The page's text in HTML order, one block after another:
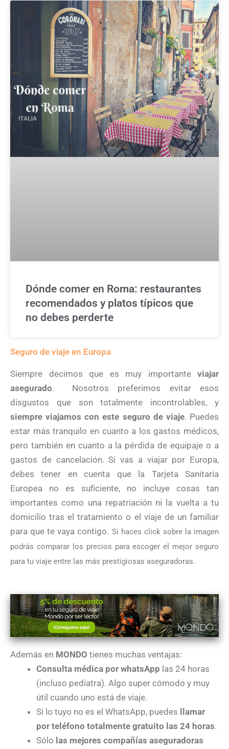
Dónde comer en Roma: restaurantes
recomendados y platos típicos que
no debes perderte
Seguro de viaje en Europa
Siempre decimos que es muy importante viajar
asegurado. Nosotros preferimos evitar esos
disgustos que son totalmente incontrolables, y
siempre viajamos con este seguro de viaje. Puedes
estar más tranquilo en cuanto a los gastos médicos,
pero también en cuanto a la pérdida de equipaje o a
gastos de cancelación. Si vas a viajar por Europa,
debes tener en cuenta que la Tarjeta Sanitaria
Europea no es suficiente, no incluye cosas tan
importantes como una repatriación ni la vuelta a tu
domicilio tras el tratamiento o el viaje de un familiar
para que te vaya contigo. Si haces click sobre la imagen
podrás comparar los precios para escoger el mejor seguro
para tu viaje entre las más prestigiosas aseguradoras.
Además en MONDO tienes muchas ventajas:
Consulta médica por whatsApp las 24 horas
(incluso pediatra). Algo super cómodo y muy
útil cuando uno está de viaje.
Si lo tuyo no es el WhatsApp, puedes
llamar
por teléfono totalmente gratuito las 24 horas.
Sólo las mejores compañías aseguradoras